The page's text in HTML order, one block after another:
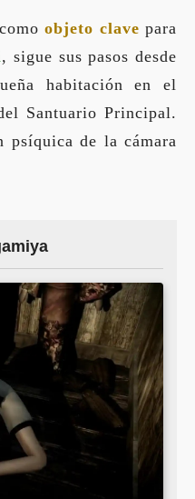
objeto clave para
, sigue sus pasos desde
habitación en el
Santuario Principal.
de la cámara